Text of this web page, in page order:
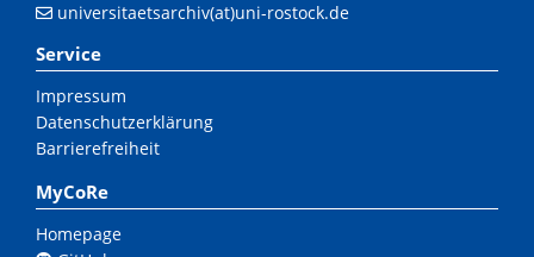
universitaetsarchiv(at)uni-rostock.de
Service
Impressum
Datenschutzerklärung
Barrierefreiheit
MyCoRe
Homepage